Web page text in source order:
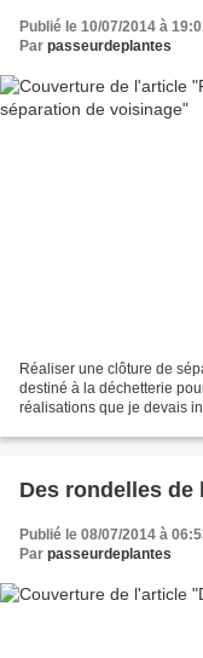
Publié le 10/07/2014 à
Par passeurdeplantes
Réaliser une clôture de
destiné à la déchetterie
réalisations que je devais
Des rondelles
Publié le 08/07/2014 à
Par passeurdeplantes